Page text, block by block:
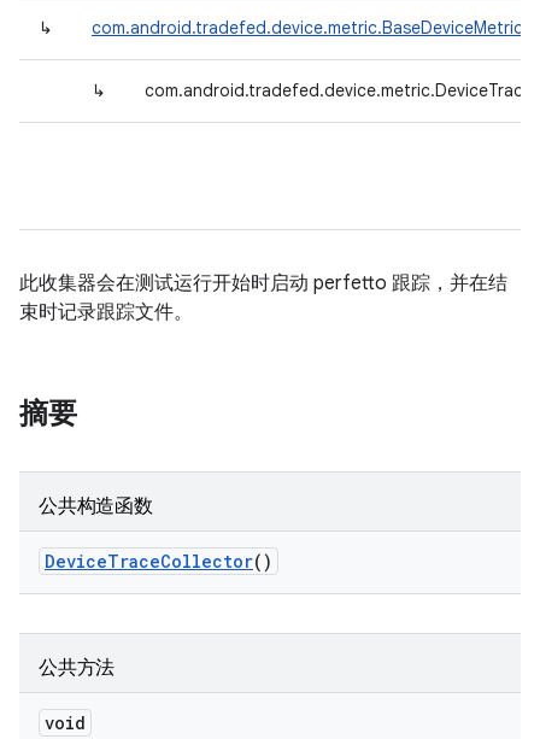
↳
↳
此收集器会在测试运行开始时启动 perfetto 跟踪，并在结
束时记录跟踪文件。
摘要
公共构造函数
DeviceTraceCollector()
公共方法
void